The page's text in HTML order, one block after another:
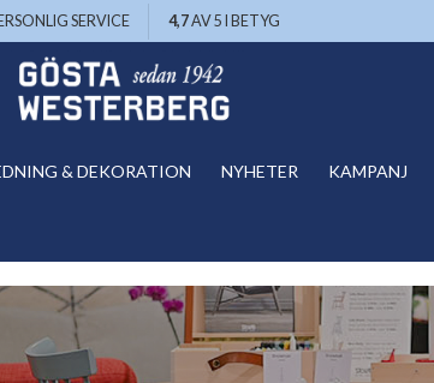
SERVICE 4,7AV 5 I BETYG
& DEKORATION NYHETER KAMPANJ